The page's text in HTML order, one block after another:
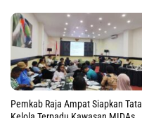
Pemkab Raja Ampat Siapkan Tata